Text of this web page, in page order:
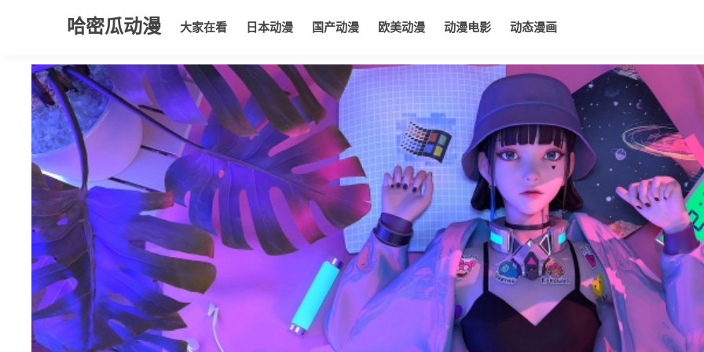
哈密瓜动漫 大家在看 日本动漫 国产动漫 欧美动漫 动漫电影 动态漫画
大家在看 日本动漫 国产动漫 欧美动漫 动漫电影 动态漫画